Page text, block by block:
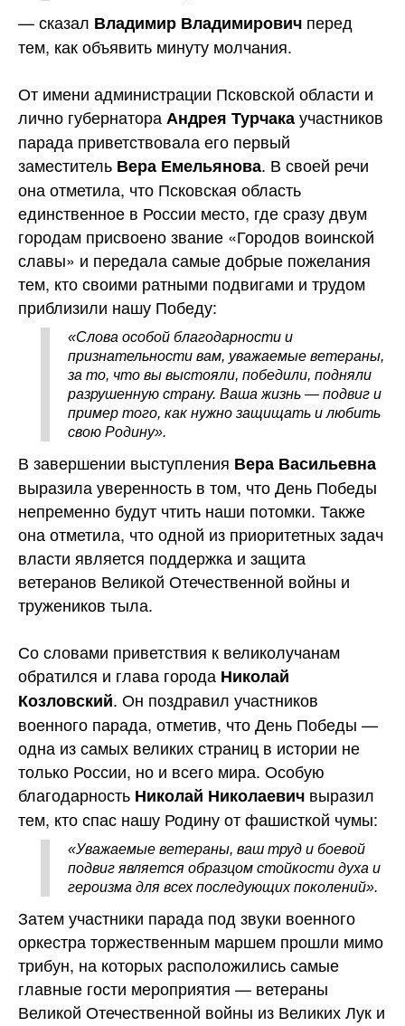
— сказал Владимир Владимирович перед
тем, как объявить минуту молчания.
От имени администрации Псковской области и
лично губернатораАндрея Турчакаучастников
парада приветствовала его первый
заместитель Вера Емельянова. В своей речи
она отметила, что Псковская область
единственное в России место, где сразу двум
городам присвоено звание «Городов воинской
славы» и передала самые добрые пожелания
тем, кто своими ратными подвигами и трудом
приблизили нашу Победу:
«Слова особой благодарности и
признательности вам, уважаемые ветераны,
за то, что вы выстояли, победили, подняли
разрушенную страну. Ваша жизнь — подвиг и
пример того, как нужно защищать и любить
свою Родину».
В завершении выступления Вера Васильевна
выразила уверенность в том, что День Победы
непременно будут чтить наши потомки. Также
она отметила, что одной из приоритетных задач
власти является поддержка и защита
ветеранов Великой Отечественной войны и
тружеников тыла.
Со словами приветствия к великолучанам
обратился и глава города Николай
Козловский. Он поздравил участников
военного парада, отметив, что День Победы —
одна из самых великих страниц в истории не
только России, но и всего мира. Особую
благодарность Николай Николаевич выразил
тем, кто спас нашу Родину от фашисткой чумы:
«Уважаемые ветераны, ваш труд и боевой
подвиг является образцом стойкости духа и
героизма для всех последующих поколений».
Затем участники парада под звуки военного
оркестра торжественным маршем прошли мимо
трибун, на которых расположились самые
главные гости мероприятия — ветераны
Великой Отечественной войны из Великих Лук и